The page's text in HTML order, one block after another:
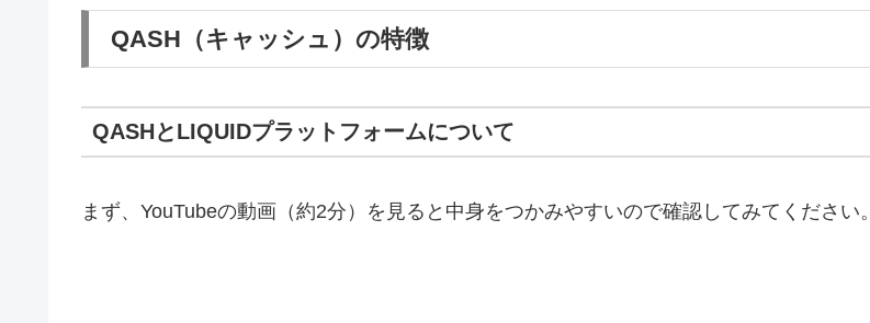
QASH（キャッシュ）の特徴
QASHとLIQUIDプラットフォームについて
まず、YouTubeの動画（約2分）を見ると中身をつかみやすいので確認してみてください。